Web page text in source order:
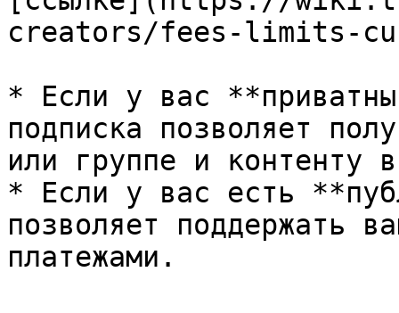
creators/fees-limits-
* Если у вас
подписка позволяет
или группе и контенту
* Если у вас есть
позволяет поддержать